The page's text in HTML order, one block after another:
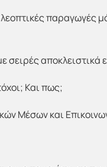
παραγωγές
σειρές αποκλειστικά
Και πως;
Μέσων και